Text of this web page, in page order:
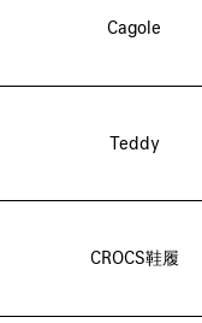
Cagole
Teddy
CROCS鞋履